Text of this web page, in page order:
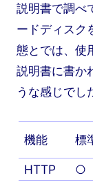
説明書で調べ
ードディスク
態とでは、使
説明書に書か
うな感じでし
機能 標
HTTP ○